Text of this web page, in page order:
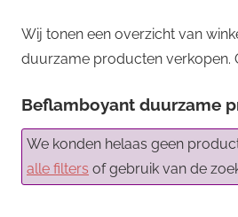
Wij tonen een overzicht van
duurzame producten verkopen.
Beflamboyant duurzame
We konden helaas geen
alle filters of gebruik van de